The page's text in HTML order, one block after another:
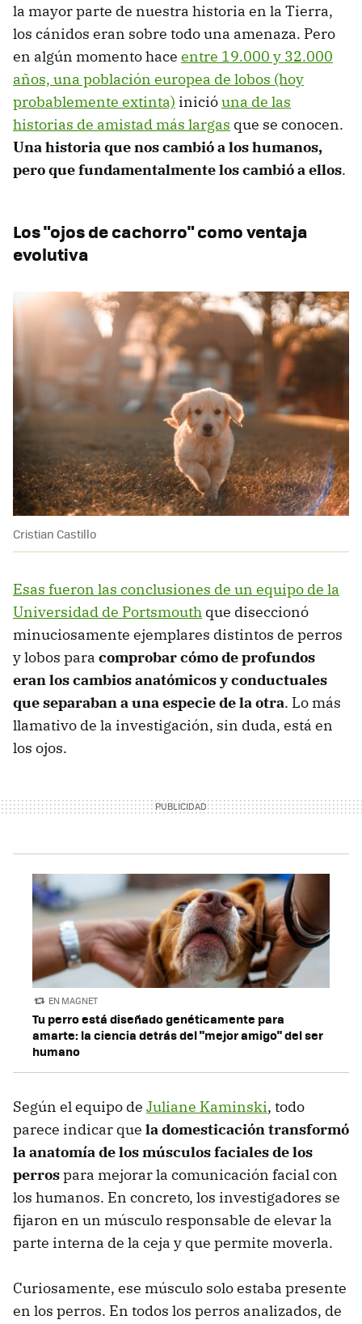
la mayor parte de nuestra historia en la Tierra,
los cánidos eran sobre todo una amenaza. Pero
en algún momento hace entre 19.000 y 32.000
años, una población europea de lobos (hoy
probablemente extinta) inicióuna de las
historias de amistad más largas que se conocen.
Una historia que nos cambió a los humanos,
pero que fundamentalmente los cambió a ellos.
Los "ojos de cachorro" como ventaja
evolutiva
Cristian Castillo
Esas fueron las conclusiones de un equipo de la
Universidad de Portsmouth que diseccionó
minuciosamente ejemplares distintos de perros
y lobos para comprobar cómo de profundos
eran los cambios anatómicos y conductuales
que separaban a una especie de la otra. Lo más
llamativo de la investigación, sin duda, está en
los ojos.
EN MAGNET
Tu perro está diseñado genéticamente para
amarte: la ciencia detrás del "mejor amigo" del ser
humano
Según el equipo de Juliane Kaminski, todo
parece indicar que la domesticación transformó
la anatomía de los músculos faciales de los
perrospara mejorar la comunicación facial con
los humanos. En concreto, los investigadores se
fijaron en un músculo responsable de elevar la
parte interna de la ceja y que permite moverla.
Curiosamente, ese músculo solo estaba presente
en los perros. En todos los perros analizados, de